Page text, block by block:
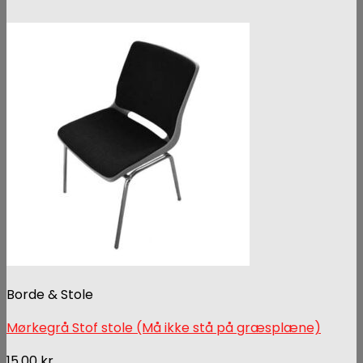
Borde & Stole
Mørkegrå Stof stole (Må ikke stå på græsplæne)